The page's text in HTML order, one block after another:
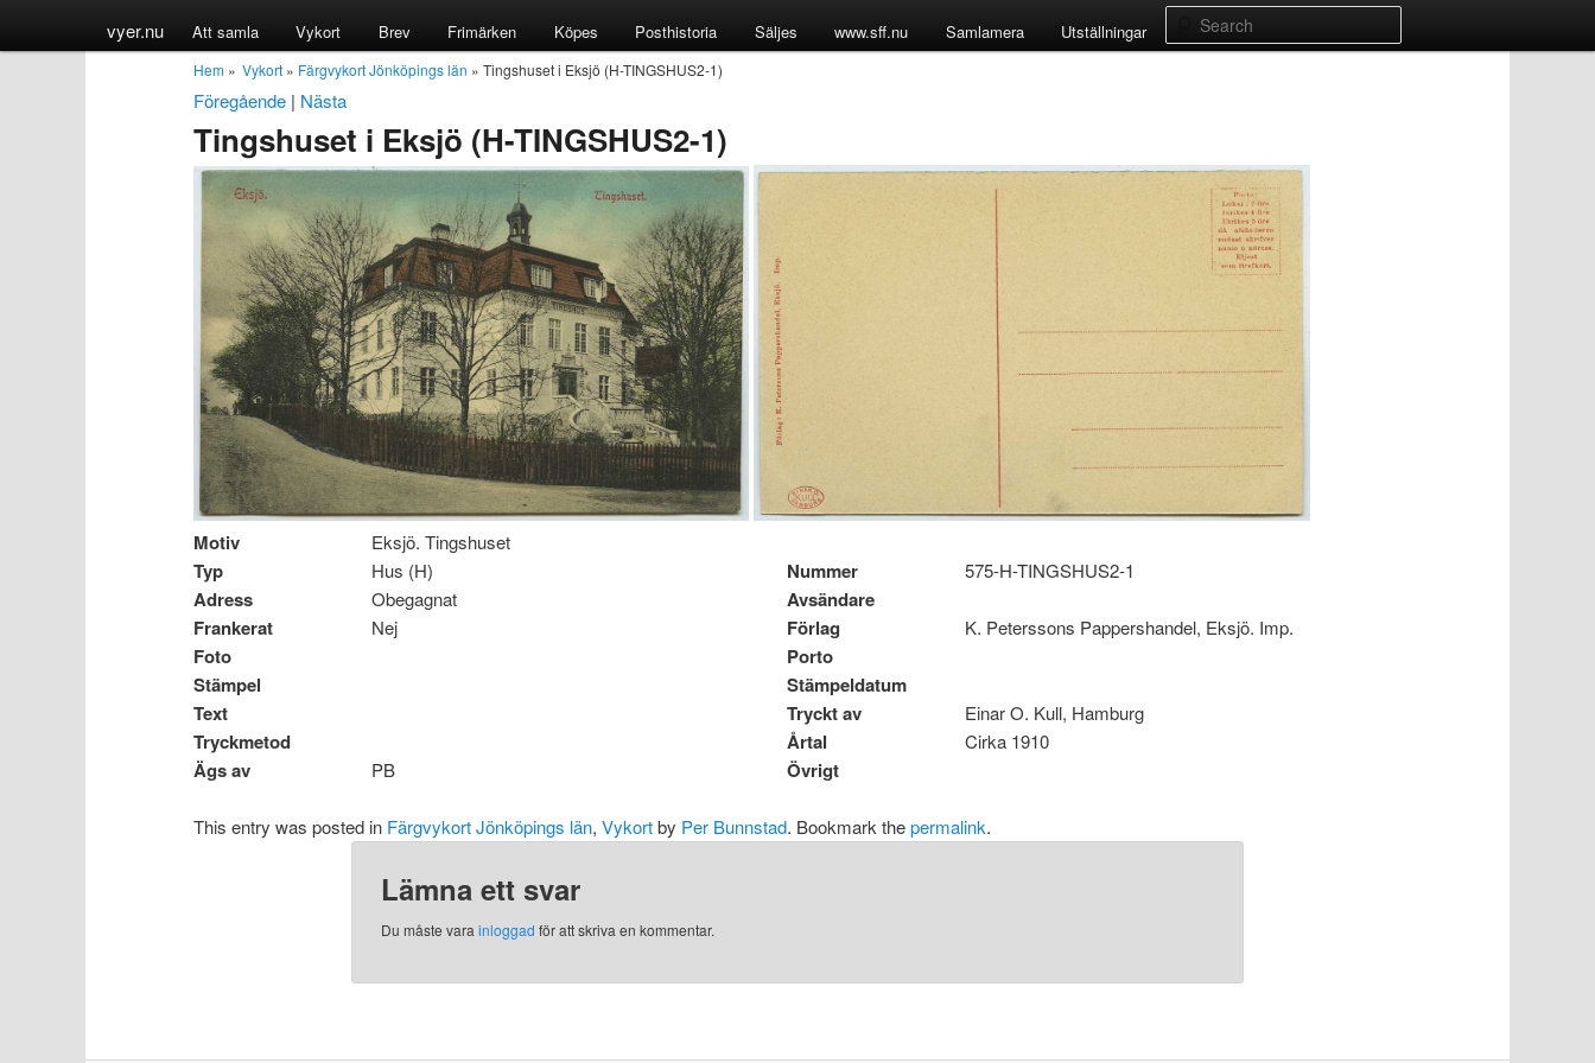
vyer.nu Att samla Vykort Brev Frimärken Köpes Posthistoria Säljes www.sff.nu Samlamera Utställningar Search
Hem » Vykort » Färgvykort Jönköpings län » Tingshuset i Eksjö (H-TINGSHUS2-1)
Föregående | Nästa
Tingshuset i Eksjö (H-TINGSHUS2-1)
Motiv Eksjö. Tingshuset
Typ Hus (H) Nummer 575-H-TINGSHUS2-1
Adress Obegagnat
Avsändare
Frankerat
Nej Förlag K. Peterssons Pappershandel, Eksjö. Imp.
Foto
Porto
Stämpel
Stämpeldatum
Text
Tryckt av Einar O. Kull, Hamburg
Tryckmetod Årtal Cirka 1910
Ägs av PB Övrigt
This entry was posted in Färgvykort Jönköpings län, Vykortby Per Bunnstad. Bookmark thepermalink.
Lämna ett svar
Du måste varainloggad för att skriva en kommentar.